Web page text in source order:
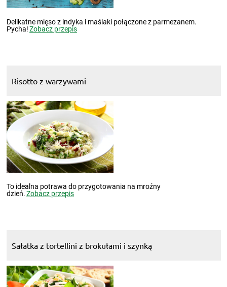
Delikatne mięso z indyka i maślaki połączone z parmezanem.
Pycha!Zobacz przepis
Risotto z warzywami
To idealna potrawa do przygotowania na mroźny
dzień.Zobacz przepis
Sałatka z tortellini z brokułami i szynką